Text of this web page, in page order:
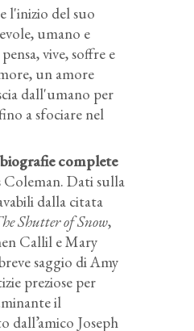
l'inizio del suo
umano e
vive, soffre e
un amore
dall'umano per
a sfociare nel
complete
Dati sulla
dalla citata
Shutter of Snow,
Callil e Mary
saggio di Amy
preziose per
il
dall’amico Joseph